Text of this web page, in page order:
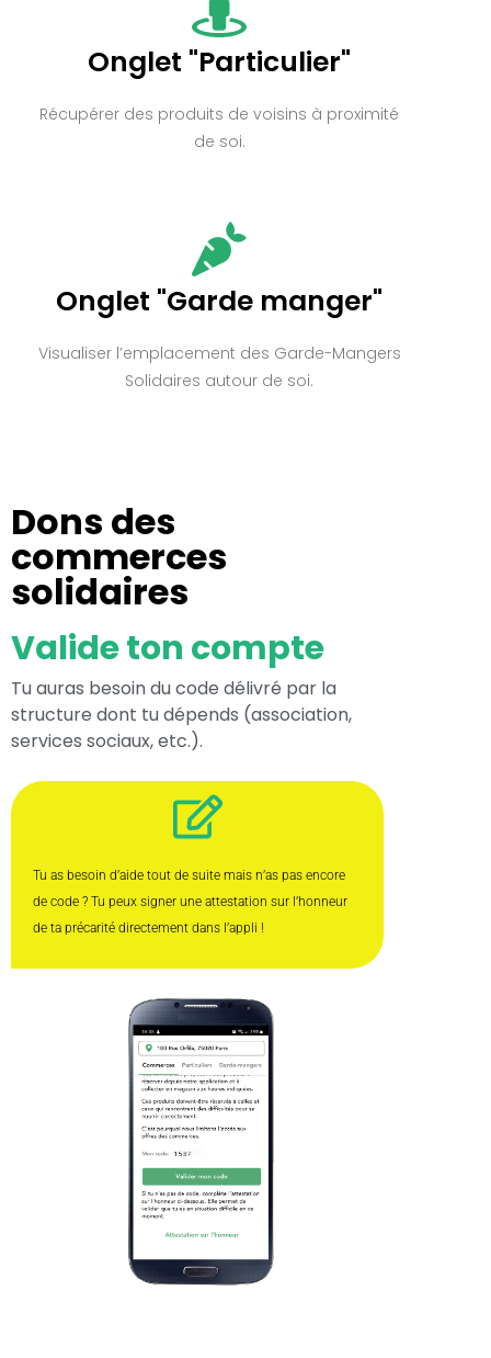
Onglet "Particulier"
Récupérer des produits de voisins à proximité
de soi.
Onglet "Garde manger"
Visualiser l’emplacement des Garde-Mangers
Solidaires autour de soi.
Dons des
commerces
solidaires
Valide ton compte
Tu auras besoin du code délivré par la
structure dont tu dépends (association,
services sociaux, etc.).
Tu as besoin d’aide tout de suite mais n’as pas encore
de code ? Tu peux signer une attestation sur l’honneur
de ta précarité directement dans l’appli !